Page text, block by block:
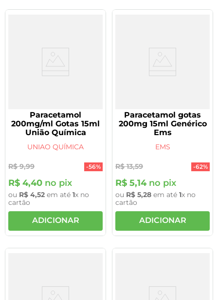
Paracetamol
200mg/ml Gotas 15ml
União Química
UNIAO QUÍMICA
R$ 9,99 -56%
R$ 4,40 no pix
ou R$ 4,52 em até 1x no
cartão
ADICIONAR
Paracetamol gotas
200mg 15ml Genérico
Ems
EMS
R$ 13,59 -62%
R$ 5,14no pix
ou R$ 5,28 em até 1x no
cartão
ADICIONAR